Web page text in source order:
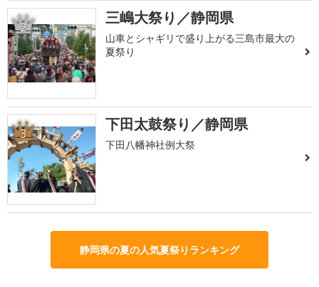
2 三嶋大祭り／静岡県
山車とシャギリで盛り上がる三島市最大の
夏祭り
3 下田太鼓祭り／静岡県
下田八幡神社例大祭
静岡県の夏の人気夏祭りランキング